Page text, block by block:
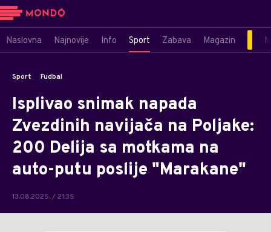
Naslovna Najnovije Info Sport Zabava Magazin
Sport Fudbal
Isplivao snimak napada
Zvezdinih navijača na Poljake:
200 Delija sa motkama na
auto-putu poslije "Marakane"
13.08.2025. / 21:35